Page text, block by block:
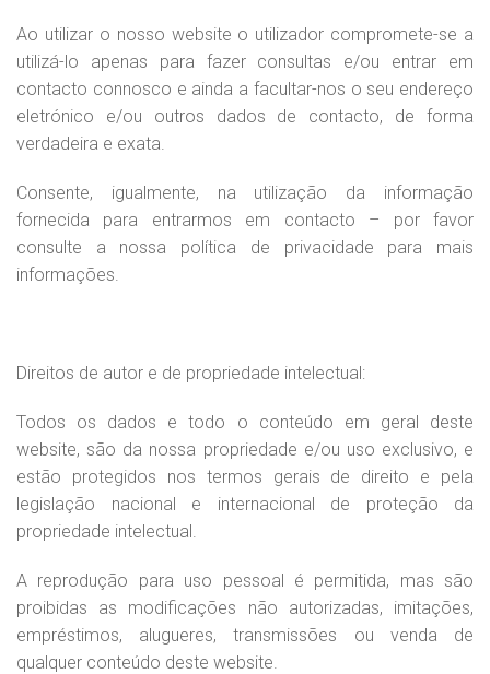
Ao utilizar o nosso website o utilizador compromete-se a
utilizá-lo apenas para fazer consultas e/ou entrar em
contacto connosco e ainda a facultar-nos o seu endereço
eletrónico e/ou outros dados de contacto, de forma
verdadeira e exata.
Consente, igualmente, na utilização da informação
fornecida para entrarmos em contacto – por favor
consulte a nossa política de privacidade para mais
informações.
Direitos de autor e de propriedade intelectual:
Todos os dados e todo o conteúdo em geral deste
website, são da nossa propriedade e/ou uso exclusivo, e
estão protegidos nos termos gerais de direito e pela
legislação nacional e internacional de proteção da
propriedade intelectual.
A reprodução para uso pessoal é permitida, mas são
proibidas as modificações não autorizadas, imitações,
empréstimos, alugueres, transmissões ou venda de
qualquer conteúdo deste website.